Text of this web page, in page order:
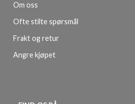
Om oss
Ofte stilte spørsmål
Frakt og retur
Angre kjøpet